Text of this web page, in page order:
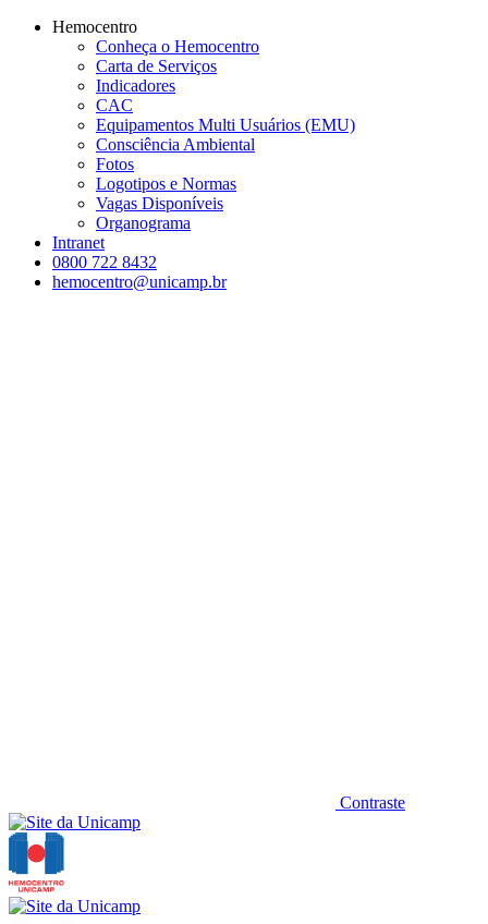
Conteúdo principal
Hemocentro
Conheça o Hemocentro
Carta de Serviços
Indicadores
CAC
Equipamentos Multi Usuários (EMU)
Consciência Ambiental
Fotos
Logotipos e Normas
Vagas Disponíveis
Organograma
Intranet
0800 722 8432
hemocentro@unicamp.br
Contraste